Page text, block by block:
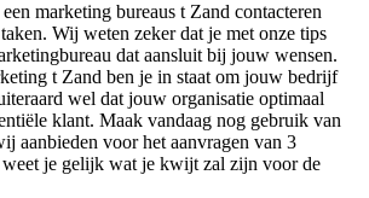
marketing bureaus t Zand contacteren
Wij weten zeker dat je met onze tips
dat aansluit bij jouw wensen.
t Zand ben je in staat om jouw bedrijf
wel dat jouw organisatie optimaal
klant. Maak vandaag nog gebruik van
aanbieden voor het aanvragen van 3
weet je gelijk wat je kwijt zal zijn voor de